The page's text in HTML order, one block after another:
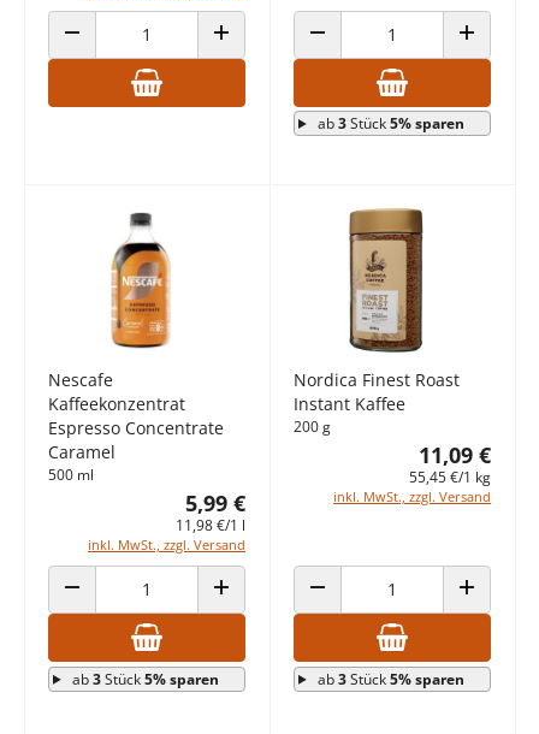
ANZAHL VERRINGERN ANZAHL ERHÖHENANZAHL VERRINGERN ANZAHL
ab3Stück5% sparen
Nescafe
Kaffeekonzentrat
Espresso Concentrate
Caramel
500 ml
5,99 €
11,98 €/1 l
inkl. MwSt., zzgl. Versand
ANZAHL VERRINGERN ANZAHL ERHÖHEN
ab3Stück5% sparen
Nordica Finest Roast
Instant Kaffee
200 g
11,09 €
55,45 €/1 kg
inkl. MwSt., zzgl. Versand
ANZAHL VERRINGERN ANZAHL
ab3Stück5% sparen